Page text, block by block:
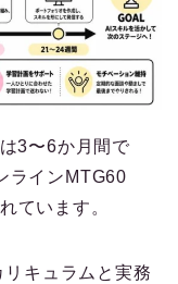
3〜6か月間で
ラインMTG60
ています。
キュラムと実務